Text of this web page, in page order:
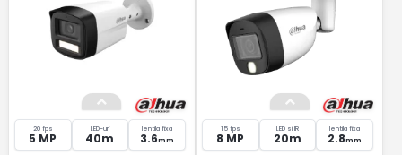
20 fps
5 MP
LED-uri
40m
lentila fixa
3.6mm
15 fps
8 MP
LED si IR
20m
lentila fixa
2.8mm